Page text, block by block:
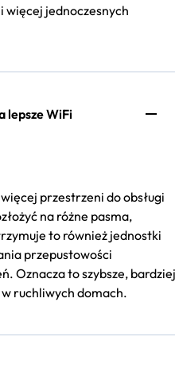
więcej jednoczesnych
lepsze WiFi
przestrzeni do obsługi
na różne pasma,
to również jednostki
przepustowości
Oznacza to szybsze, bardziej
ruchliwych domach.